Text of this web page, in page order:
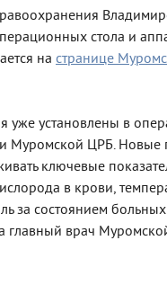
стола и
на странице
установлены в
Муромской ЦРБ.
ключевые
в крови,
за состоянием
главный врач